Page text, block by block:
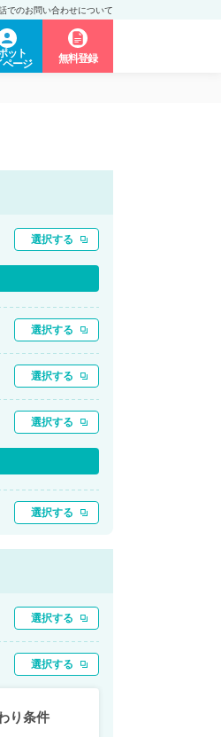
でのお問い合わせについて
ット
ページ
無料登録
選択する
選択する
選択する
選択する
選択する
選択する
選択する
り条件